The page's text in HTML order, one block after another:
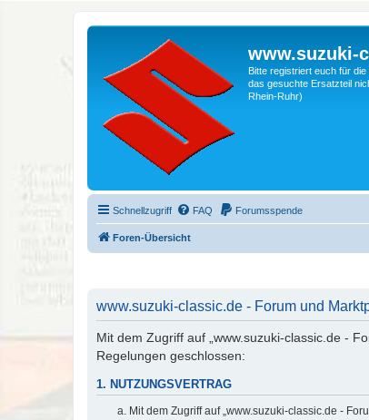
www.suzuki-
Bitte registriert euch für
das gesuchte Ersatzteil
Rhein-Ruhr)
Schnellzugriff FAQ Forumsspende
Foren-Übersicht
www.suzuki-classic.de - Forum und
Mit dem Zugriff auf „www.suzuki-classic.de -
Regelungen geschlossen:
1. NUTZUNGSVERTRAG
Mit dem Zugriff auf „www.suzuki-classic.de -